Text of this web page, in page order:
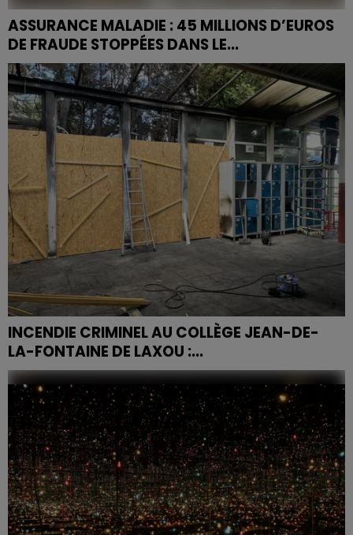
ASSURANCE MALADIE : 45 MILLIONS D’EUROS
DE FRAUDE STOPPÉES DANS LE...
Une hausse spectaculaire des fraudes a été
détectées grâce à une nouvelle stratégie de lutte, des
outils technologiques innovants et des sanctions
fermes.
INCENDIE CRIMINEL AU COLLÈGE JEAN-DE-
LA-FONTAINE DE LAXOU :...
Dans la nuit du samedi 16 au dimanche 17 mai 2026, un
incendie volontaire a ravagé le hall du collège Jean-
de-la-Fontaine de Laxou, entraînant la fermeture...